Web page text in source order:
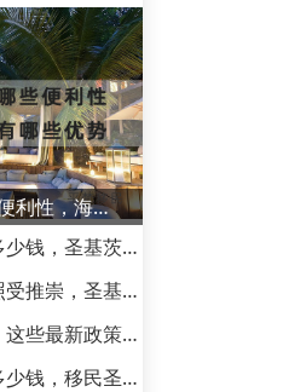
圣基茨护照有哪些便利性，海外护照身份有哪些优势
▪ 移民圣基茨要花多少钱，圣基茨护照到底怎么样
▪ 为什么圣基茨护照受推崇，圣基茨护照有哪些优势
▪ 投资移民圣基茨，这些最新政策你都知道吗
▪ 圣基茨移民需要多少钱，移民圣基茨有几种模式？